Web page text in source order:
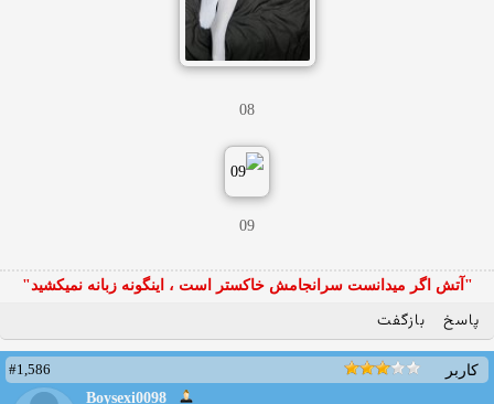
08
09
"آتش اگر ميدانست سرانجامش خاكستر است ، اينگونه زبانه نميكشيد"
پاسخ بازگفت
کاربر
#1,586
Boysexi0098